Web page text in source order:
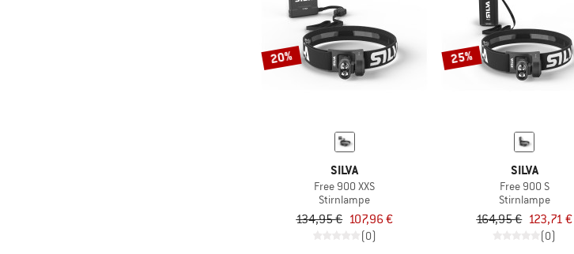
20%
SILVA
Free 900 XXS
Stirnlampe
134,95 € 107,96 €
(0)
25%
SILVA
Free 900 S
Stirnlampe
164,95 € 123,71 €
(0)